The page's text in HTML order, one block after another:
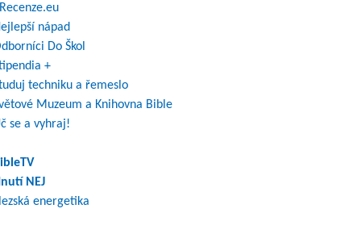
nápad
Do Škol
+
techniku a řemeslo
Muzeum a Knihovna Bible
se a vyhraj!
NEJ
energetika